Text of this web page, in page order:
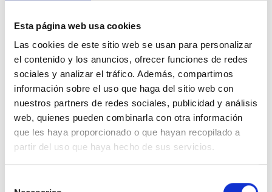
Esta página web usa cookies
Las cookies de este sitio web se usan para personalizar
el contenido y los anuncios, ofrecer funciones de redes
sociales y analizar el tráfico. Además, compartimos
información sobre el uso que haga del sitio web con
nuestros partners de redes sociales, publicidad y análisis
web, quienes pueden combinarla con otra información
que les haya proporcionado o que hayan recopilado a
partir del uso que haya hecho de sus servicios.
Potencia
Provincia
Transmisión
Más información
Coches de segunda mano por ubicación
Kia Rio en Alicante
Kia Rio en Murcia
Kia Rio en Valencia